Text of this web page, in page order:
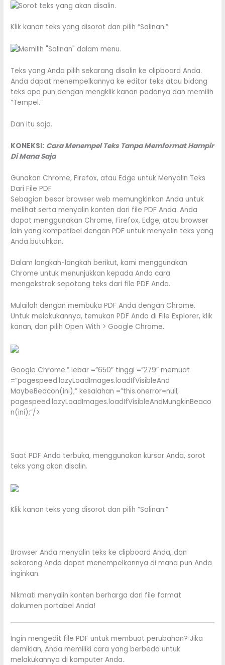
Klik kanan teks yang disorot dan pilih “Salinan.”
Teks yang Anda pilih sekarang disalin ke clipboard Anda.
Anda dapat menempelkannya ke editor teks atau bidang
teks apa pun dengan mengklik kanan padanya dan memilih
“Tempel.”
Dan itu saja.
KONEKSI: Cara Menempel Teks Tanpa Memformat Hampir
Di Mana Saja
Gunakan Chrome, Firefox, atau Edge untuk Menyalin Teks
Dari File PDF
Sebagian besar browser web memungkinkan Anda untuk
melihat serta menyalin konten dari file PDF Anda. Anda
dapat menggunakan Chrome, Firefox, Edge, atau browser
lain yang kompatibel dengan PDF untuk menyalin teks yang
Anda butuhkan.
Dalam langkah-langkah berikut, kami menggunakan
Chrome untuk menunjukkan kepada Anda cara
mengekstrak sepotong teks dari file PDF Anda.
Mulailah dengan membuka PDF Anda dengan Chrome.
Untuk melakukannya, temukan PDF Anda di File Explorer, klik
kanan, dan pilih Open With > Google Chrome.
Google Chrome.” lebar =”650″ tinggi =”279″ memuat
=”pagespeed.lazyLoadImages.loadIfVisibleAnd
MaybeBeacon(ini);” kesalahan =”this.onerror=null;
pagespeed.lazyLoadImages.loadIfVisibleAndMungkinBeaco
n(ini);”/>
Saat PDF Anda terbuka, menggunakan kursor Anda, sorot
teks yang akan disalin.
Klik kanan teks yang disorot dan pilih “Salinan.”
Browser Anda menyalin teks ke clipboard Anda, dan
sekarang Anda dapat menempelkannya di mana pun Anda
inginkan.
Nikmati menyalin konten berharga dari file format
dokumen portabel Anda!
Ingin mengedit file PDF untuk membuat perubahan? Jika
demikian, Anda memiliki cara yang berbeda untuk
melakukannya di komputer Anda.